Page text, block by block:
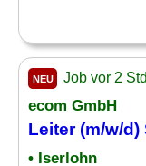
NEU Job vor 2
ecom GmbH
Leiter(m/w/d)
• Iserlohn